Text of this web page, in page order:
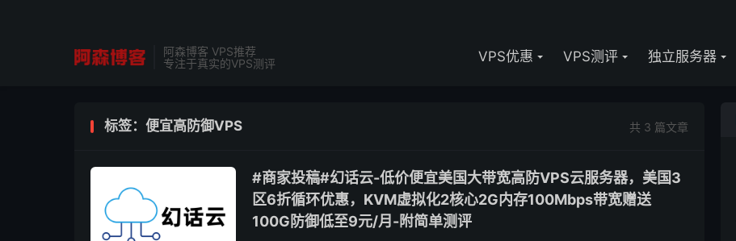
阿森博客 VPS推荐
专注于真实的VPS测评
VPS优惠 VPS测评 独立服务器
共 3 篇文章
标签：便宜高防御VPS
#商家投稿#幻话云-低价便宜美国大带宽高防VPS云服务器，美国3
区6折循环优惠，KVM虚拟化2核心2G内存100Mbps带宽赠送
100G防御低至9元/月-附简单测评